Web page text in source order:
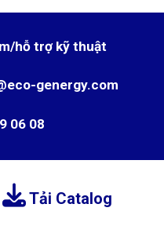
hỗ trợ kỹ thuật
genergy.com
06 08
Tải Catalog